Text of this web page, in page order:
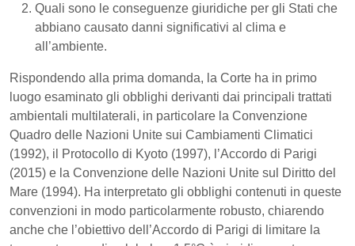
Quali sono le conseguenze giuridiche per gli Stati che
abbiano causato danni significativi al clima e
all’ambiente.
Rispondendo alla prima domanda, la Corte ha in primo
luogo esaminato gli obblighi derivanti dai principali trattati
ambientali multilaterali, in particolare la Convenzione
Quadro delle Nazioni Unite sui Cambiamenti Climatici
(1992), il Protocollo di Kyoto (1997), l’Accordo di Parigi
(2015) e la Convenzione delle Nazioni Unite sul Diritto del
Mare (1994). Ha interpretato gli obblighi contenuti in queste
convenzioni in modo particolarmente robusto, chiarendo
anche che l’obiettivo dell’Accordo di Parigi di limitare la